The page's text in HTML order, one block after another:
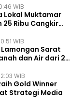
WIB
Lokal Muktamar
25 Ribu Cangkir
WIB
Lamongan Sarat
dan Air dari 27
WIB
Gold Winner
Strategi Media